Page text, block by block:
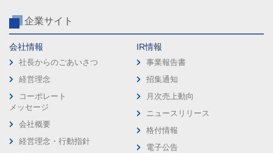
企業サイト
会社情報
社長からのごあいさつ
経営理念
コーポレート
メッセージ
会社概要
経営理念・行動指針
IR情報
事業報告書
招集通知
月次売上動向
ニュースリリース
格付情報
電子公告